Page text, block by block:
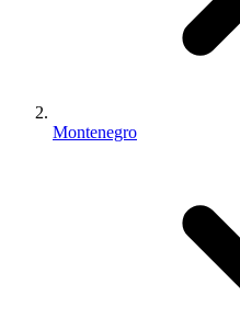
Montenegro